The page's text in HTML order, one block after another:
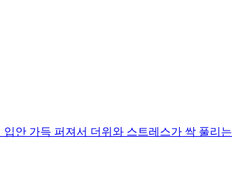
안 가득 퍼져서 더위와 스트레스가 싹 풀리는